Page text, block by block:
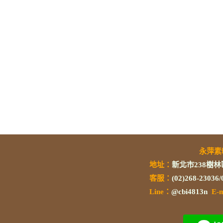
永萍
地址： 新北市238樹
客服： (02)268-
Line： @cbi4813n E-